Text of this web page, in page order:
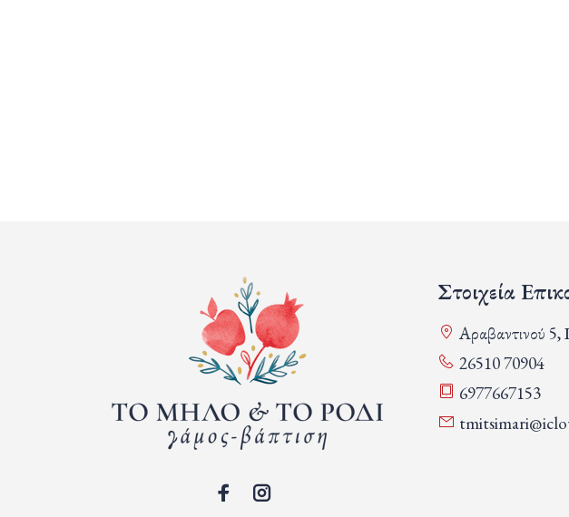
Στοιχεία
Αραβαντινού 5,
26510 70904
6977667153